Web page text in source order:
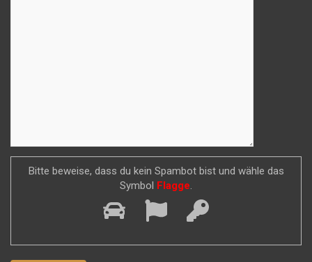
Bitte beweise, dass du kein Spambot bist und wähle das
Symbol
Flagge.